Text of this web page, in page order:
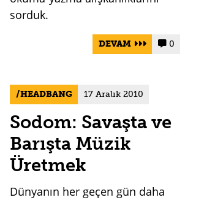
sorduk.
DEVAM  0
HEADBANG 17 Aralık 2010
Sodom: Savaşta ve
Barışta Müzik
Üretmek
Dünyanın her geçen gün daha